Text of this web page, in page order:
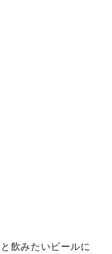
飲みたいビールに